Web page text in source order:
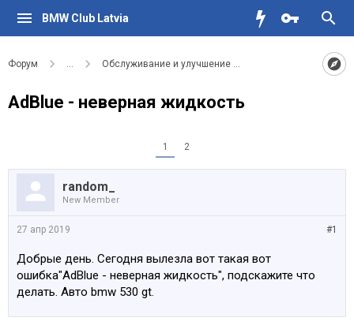
BMW Club Latvia
Форум ... Обслуживание и улучшение вашего BMW
AdBlue - неверная жидкость
1 2
random_
New Member
#1
27 апр 2019
Добрые день. Сегодня вылезла вот такая вот
ошибка"AdBlue - неверная жидкость", подскажите что
делать. Авто bmw 530 gt.